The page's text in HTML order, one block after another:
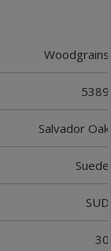
Woodgrains
5389
Salvador Oak
Suede
SUD
30